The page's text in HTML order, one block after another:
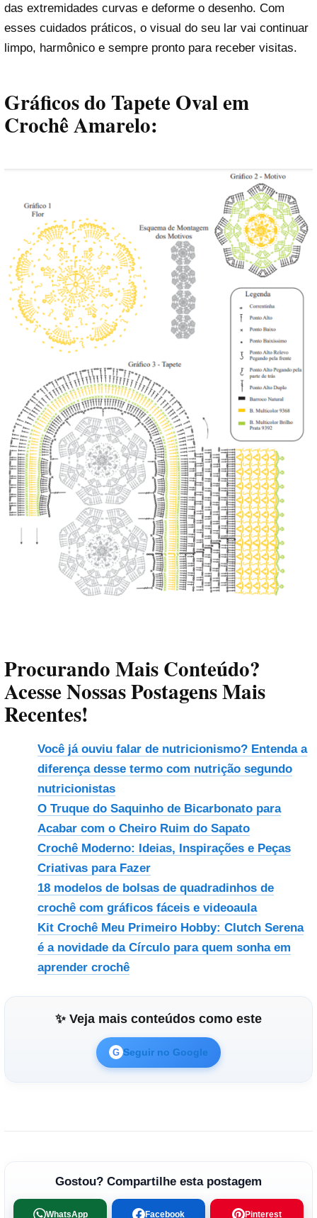
das extremidades curvas e deforme o desenho. Com
esses cuidados práticos, o visual do seu lar vai continuar
limpo, harmônico e sempre pronto para receber visitas.
Gráficos do Tapete Oval em
Crochê Amarelo:
Procurando Mais Conteúdo?
Acesse Nossas Postagens Mais
Recentes!
Você já ouviu falar de nutricionismo? Entenda a
diferença desse termo com nutrição segundo
nutricionistas
O Truque do Saquinho de Bicarbonato para
Acabar com o Cheiro Ruim do Sapato
Crochê Moderno: Ideias, Inspirações e Peças
Criativas para Fazer
18 modelos de bolsas de quadradinhos de
crochê com gráficos fáceis e videoaula
Kit Crochê Meu Primeiro Hobby: Clutch Serena
é a novidade da Círculo para quem sonha em
aprender crochê
✨ Veja mais conteúdos como este
G Seguir no Google
Gostou? Compartilhe esta postagem
WhatsApp Facebook Pinterest